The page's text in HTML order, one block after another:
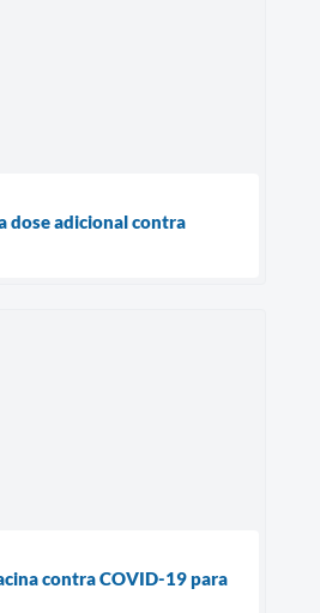
dose adicional contra
contra COVID-19 para